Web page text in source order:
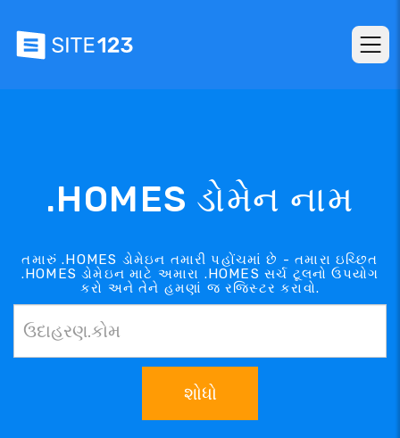
.HOMES ડોમેન નામ
તમારું .HOMES ડોમેઇન તમારી પહોંચમાં છે - તમારા ઇચ્છિત
.HOMES ડોમેઇન માટે અમારા .HOMES સર્ચ ટૂલનો ઉપયોગ
કરો અને તેને હમણાં જ રજિસ્ટર કરાવો.
શોધો